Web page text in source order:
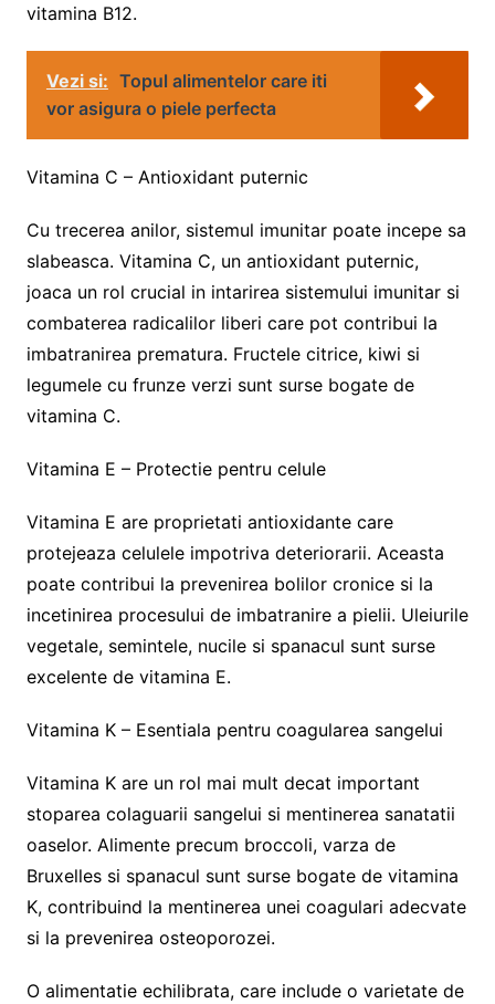
vitamina B12.
Vezi si: Topul alimentelor care iti
vor asigura o piele perfecta
Vitamina C – Antioxidant puternic
Cu trecerea anilor, sistemul imunitar poate incepe sa
slabeasca. Vitamina C, un antioxidant puternic,
joaca un rol crucial in intarirea sistemului imunitar si
combaterea radicalilor liberi care pot contribui la
imbatranirea prematura. Fructele citrice, kiwi si
legumele cu frunze verzi sunt surse bogate de
vitamina C.
Vitamina E – Protectie pentru celule
Vitamina E are proprietati antioxidante care
protejeaza celulele impotriva deteriorarii. Aceasta
poate contribui la prevenirea bolilor cronice si la
incetinirea procesului de imbatranire a pielii. Uleiurile
vegetale, semintele, nucile si spanacul sunt surse
excelente de vitamina E.
Vitamina K – Esentiala pentru coagularea sangelui
Vitamina K are un rol mai mult decat important
stoparea colaguarii sangelui si mentinerea sanatatii
oaselor. Alimente precum broccoli, varza de
Bruxelles si spanacul sunt surse bogate de vitamina
K, contribuind la mentinerea unei coagulari adecvate
si la prevenirea osteoporozei.
O alimentatie echilibrata, care include o varietate de